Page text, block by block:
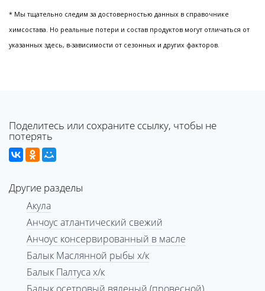
* Мы тщательно следим за достоверностью данных в справочнике
химсостава. Но реальные потери и состав продуктов могут отличаться от
указанных здесь, в-зависимости от сезонных и других факторов.
Поделитесь или сохраните ссылку, чтобы не
потерять
Другие разделы
Акула
Анчоус атлантический свежий
Анчоус консервированный в масле
Балык Маслянной рыбы х/к
Балык Палтуса х/к